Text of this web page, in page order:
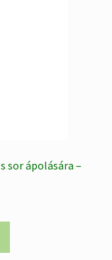
sor ápolására –